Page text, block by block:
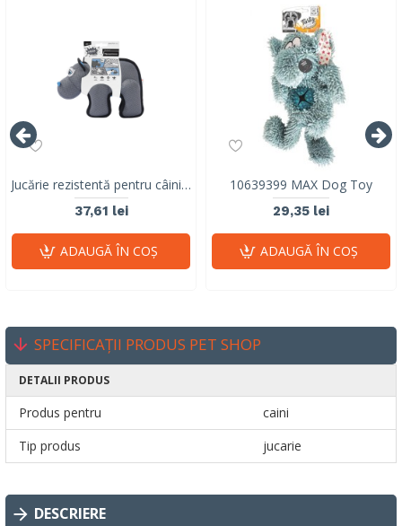
Jucărie rezistentă pentru câini M-PETS MEGA Hippopotamus cu squeaker 10671499
37,61 lei
ADAUGĂ ÎN COŞ
10639399 MAX Dog Toy
29,35 lei
ADAUGĂ ÎN COŞ
SPECIFICAȚII PRODUS PET SHOP
DETALII PRODUS
Produs pentru
caini
Tip produs
jucarie
DESCRIERE